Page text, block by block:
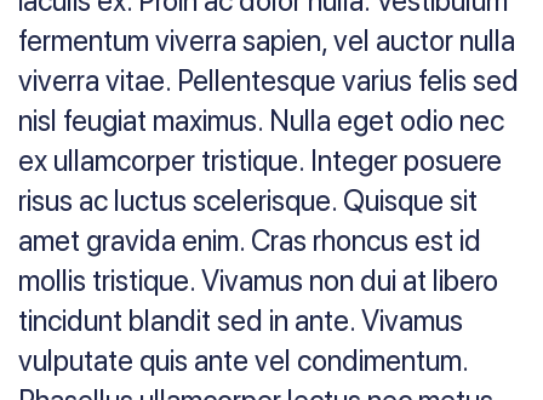
fermentum viverra sapien, vel auctor nulla
viverra vitae. Pellentesque varius felis sed
nisl feugiat maximus. Nulla eget odio nec
ex ullamcorper tristique. Integer posuere
risus ac luctus scelerisque. Quisque sit
amet gravida enim. Cras rhoncus est id
mollis tristique. Vivamus non dui at libero
tincidunt blandit sed in ante. Vivamus
vulputate quis ante vel condimentum.